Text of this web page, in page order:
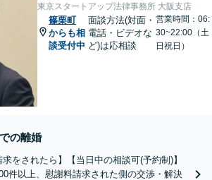
東京スタートアップ法律事務所 大阪支店
篠栗町
からも相
談受付中
面談方法(対面・
電話・ビデオな
ど)は応相談
営業時間：06:
30~22:00（土
日祝日）
の離婚
求をされたら】【当日中の相談可(予約制)】
件以上、慰謝料請求された側の交渉・解決